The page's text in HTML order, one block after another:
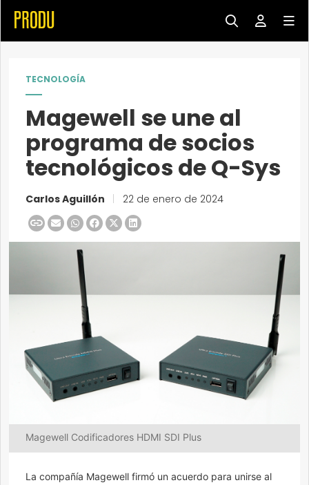
TECNOLOGÍA
Magewell se une al
programa de socios
tecnológicos de Q-Sys
Carlos Aguillón 22 de enero de 2024
Magewell Codificadores HDMI SDI Plus
La compañía Magewell firmó un acuerdo para unirse al